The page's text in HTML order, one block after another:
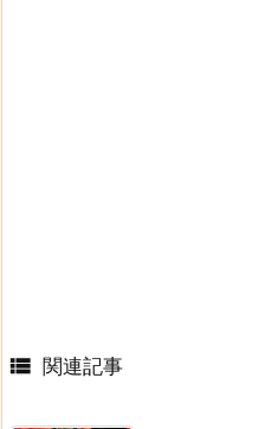
 関連記事